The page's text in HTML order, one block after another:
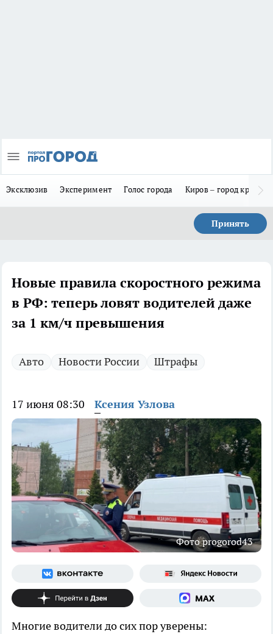
Эксклюзив Эксперимент Голос города Киров – город
Принять
Новые правила скоростного режима
в РФ: теперь ловят водителей даже
за 1 км/ч превышения
Авто Новости России Штрафы
17 июня 08:30 Ксения Узлова
Фото progorod43
Многие водители до сих пор уверены: